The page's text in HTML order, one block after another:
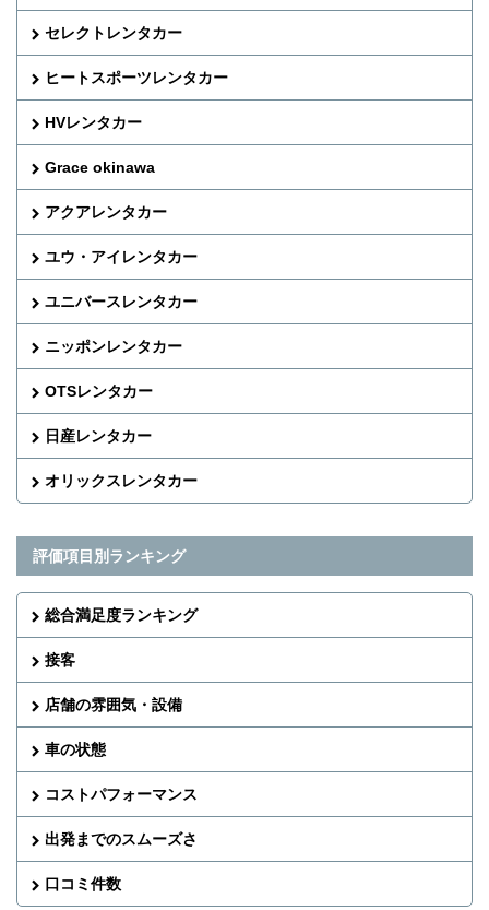
セレクトレンタカー
ヒートスポーツレンタカー
HVレンタカー
Grace okinawa
アクアレンタカー
ユウ・アイレンタカー
ユニバースレンタカー
ニッポンレンタカー
OTSレンタカー
日産レンタカー
オリックスレンタカー
評価項目別ランキング
総合満足度ランキング
接客
店舗の雰囲気・設備
車の状態
コストパフォーマンス
出発までのスムーズさ
口コミ件数